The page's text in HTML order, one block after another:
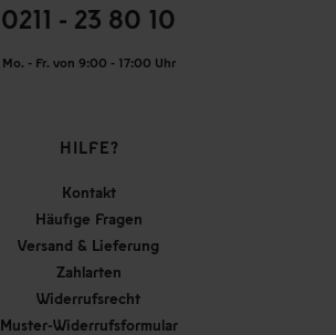
0211 - 23 80 10
Mo. - Fr. von 9:00 - 17:00 Uhr
HILFE?
Kontakt
Häufige Fragen
Versand & Lieferung
Zahlarten
Widerrufsrecht
Muster-Widerrufsformular